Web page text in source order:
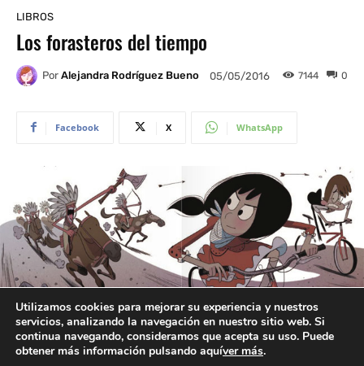
Utilizamos cookies para mejorar su experiencia y nuestros
servicios, analizando la navegación en nuestro sitio web. Si
continua navegando, consideramos que acepta su uso. Puede
obtener más información pulsando aquíver más.